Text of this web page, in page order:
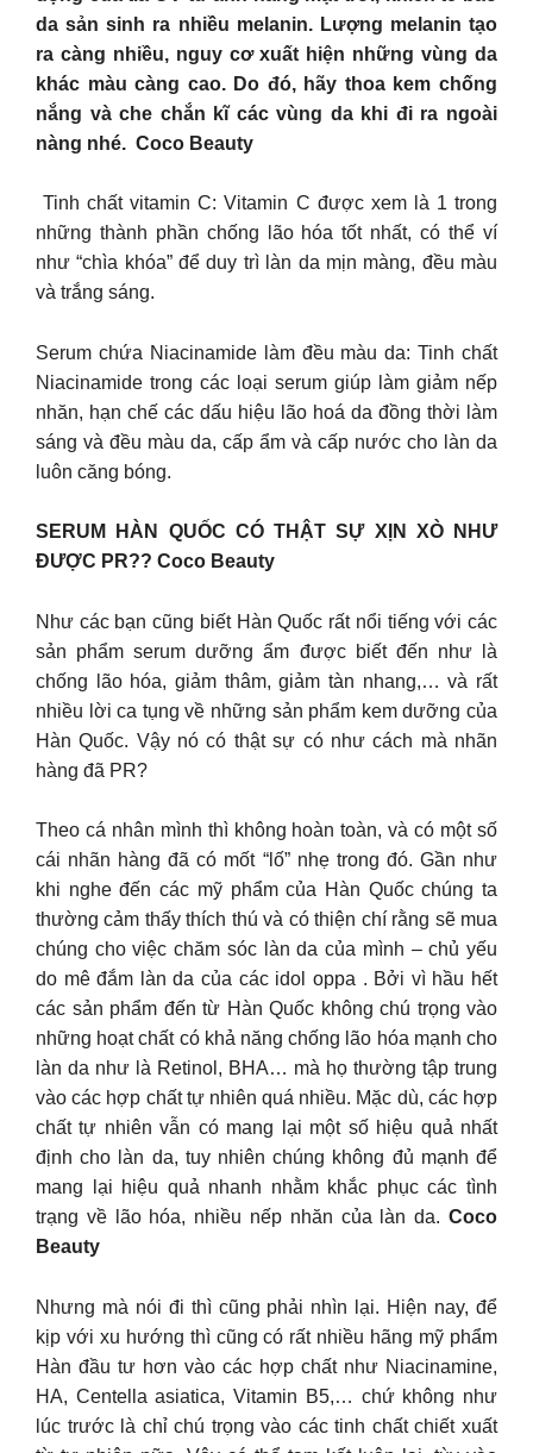
da sản sinh ra nhiều melanin. Lượng melanin tạo
ra càng nhiều, nguy cơ xuất hiện những vùng da
khác màu càng cao. Do đó, hãy thoa kem chống
nắng và che chắn kĩ các vùng da khi đi ra ngoài
nàng nhé. ​ Coco Beauty
​ Tinh chất vitamin C: Vitamin C được xem là 1 trong
những thành phần chống lão hóa tốt nhất, có thể ví
như “chìa khóa” để duy trì làn da mịn màng, đều màu
và trắng sáng.
Serum chứa Niacinamide làm đều màu da: Tinh chất
Niacinamide trong các loại serum giúp làm giảm nếp
nhăn, hạn chế các dấu hiệu lão hoá da đồng thời làm
sáng và đều màu da, cấp ẩm và cấp nước cho làn da
luôn căng bóng.
SERUM HÀN QUỐC CÓ THẬT SỰ XỊN XÒ NHƯ
ĐƯỢC PR?? Coco Beauty
Như các bạn cũng biết Hàn Quốc rất nổi tiếng với các
sản phẩm serum dưỡng ẩm được biết đến như là
chống lão hóa, giảm thâm, giảm tàn nhang,… và rất
nhiều lời ca tụng về những sản phẩm kem dưỡng của
Hàn Quốc. Vậy nó có thật sự có như cách mà nhãn
hàng đã PR?
Theo cá nhân mình thì không hoàn toàn, và có một số
cái nhãn hàng đã có mốt “lố” nhẹ trong đó. Gần như
khi nghe đến các mỹ phẩm của Hàn Quốc chúng ta
thường cảm thấy thích thú và có thiện chí rằng sẽ mua
chúng cho việc chăm sóc làn da của mình – chủ yếu
do mê đắm làn da của các idol oppa . Bởi vì hầu hết
các sản phẩm đến từ Hàn Quốc không chú trọng vào
những hoạt chất có khả năng chống lão hóa mạnh cho
làn da như là Retinol, BHA… mà họ thường tập trung
vào các hợp chất tự nhiên quá nhiều. Mặc dù, các hợp
chất tự nhiên vẫn có mang lại một số hiệu quả nhất
định cho làn da, tuy nhiên chúng không đủ mạnh để
mang lại hiệu quả nhanh nhằm khắc phục các tình
trạng về lão hóa, nhiều nếp nhăn của làn da. Coco
Beauty
Nhưng mà nói đi thì cũng phải nhìn lại. Hiện nay, để
kịp với xu hướng thì cũng có rất nhiều hãng mỹ phẩm
Hàn đầu tư hơn vào các hợp chất như Niacinamine,
HA, Centella asiatica, Vitamin B5,… chứ không như
lúc trước là chỉ chú trọng vào các tinh chất chiết xuất